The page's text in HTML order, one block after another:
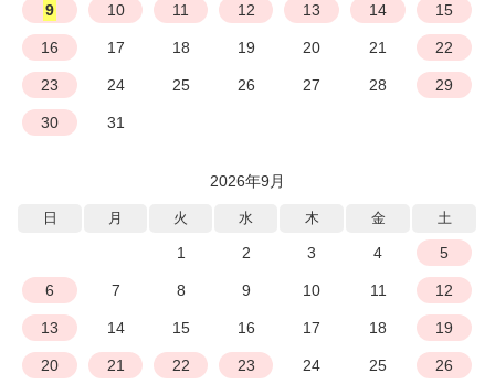
9 10 11 12 13 14 15
16 17 18 19 20 21 22
23 24 25 26 27 28 29
30 31
2026年9月
日 月 火 水 木 金 土
1 2 3 4 5
6 7 8 9 10 11 12
13 14 15 16 17 18 19
20 21 22 23 24 25 26